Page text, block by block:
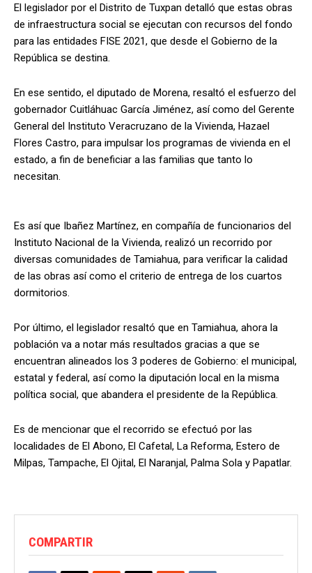
El legislador por el Distrito de Tuxpan detalló que estas obras
de infraestructura social se ejecutan con recursos del fondo
para las entidades FISE 2021, que desde el Gobierno de la
República se destina.
En ese sentido, el diputado de Morena, resaltó el esfuerzo del
gobernador Cuitláhuac García Jiménez, así como del Gerente
General del Instituto Veracruzano de la Vivienda, Hazael
Flores Castro, para impulsar los programas de vivienda en el
estado, a fin de beneficiar a las familias que tanto lo
necesitan.
Es así que Ibañez Martínez, en compañía de funcionarios del
Instituto Nacional de la Vivienda, realizó un recorrido por
diversas comunidades de Tamiahua, para verificar la calidad
de las obras así como el criterio de entrega de los cuartos
dormitorios.
Por último, el legislador resaltó que en Tamiahua, ahora la
población va a notar más resultados gracias a que se
encuentran alineados los 3 poderes de Gobierno: el municipal,
estatal y federal, así como la diputación local en la misma
política social, que abandera el presidente de la República.
Es de mencionar que el recorrido se efectuó por las
localidades de El Abono, El Cafetal, La Reforma, Estero de
Milpas, Tampache, El Ojital, El Naranjal, Palma Sola y Papatlar.
COMPARTIR